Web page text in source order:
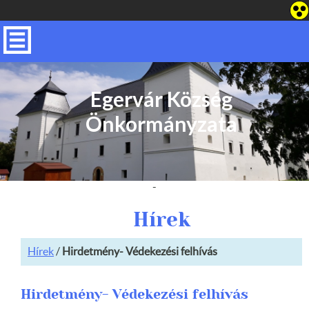
Egervár Község
Önkormányzata
-
Hírek
Hírek/ Hirdetmény- Védekezési felhívás
Hirdetmény- Védekezési felhívás